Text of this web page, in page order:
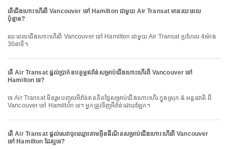
តើជើងហោះហើរពី Vancouver ទៅ Hamilton ជាមួយ Air Transat មានរយៈពេល
ប៉ុន្មាន?
រយៈពេលជើងហោះហើរពី Vancouver ទៅ Hamilton ជាមួយ Air Transat ប្រហែល 4ម៉ោង
30នាទី។
តើ Air Transat ផ្តល់ប្រាក់ឧបត្ថម្ភឥវ៉ាន់សម្រាប់ជើងហោះហើរពី Vancouver ទៅ
Hamilton ទេ?
ទេ Air Transat មិនរួមបញ្ចូលអីវ៉ាន់ឥតគិតថ្លៃសម្រាប់ជើងហោះហើរ ក្នុងស្រុក & អន្តរជាតិ ពី
Vancouver ទៅ Hamilton ទេ។ អ្នកត្រូវទិញអីវ៉ាន់ដោយឡែក។
តើ Air Transat ផ្តល់សេវាចុះឈ្មោះតាមអ៊ីនធឺណិតសម្រាប់ជើងហោះហើរពី Vancouver
ទៅ Hamilton ដែរឬទេ?